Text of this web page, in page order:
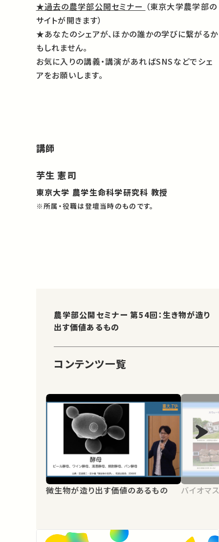
★過去の農学部公開セミナー （東京大学農学部の
サイトが開きます）
★あなたのシェアが、ほかの誰かの学びに繋がるか
もしれません。
お気に入りの講義・講演があればSNSなどでシェ
アをお願いします。
講師
芋生 憲司
東京大学 農学生命科学研究科 教授
※所属・役職は登壇当時のものです。
農学部公開セミナー 第54回：生き物が造り
出す価値あるもの
コンテンツ一覧
微生物が造り出す価値のあるもの バイオマ